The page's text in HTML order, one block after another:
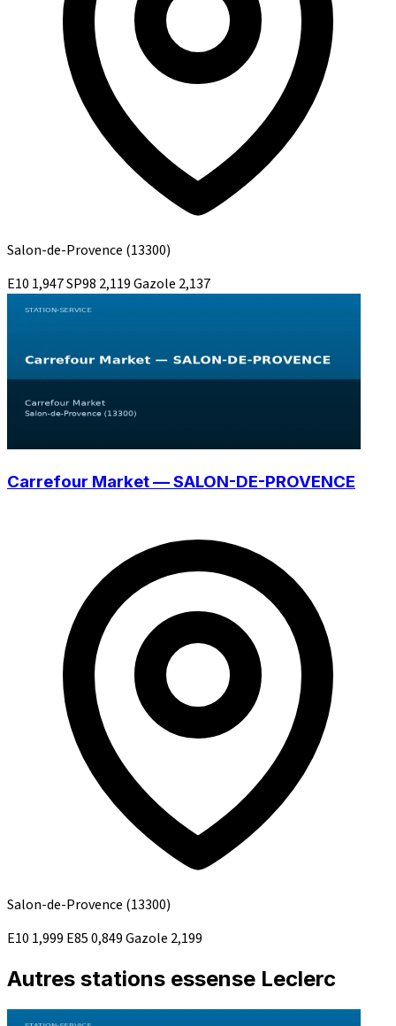
Salon-de-Provence (13300)
E10 1,947SP98 2,119Gazole 2,137
Carrefour Market — SALON-DE-PROVENCE
Salon-de-Provence (13300)
E10 1,999 E850,849Gazole 2,199
Autres stations essense Leclerc